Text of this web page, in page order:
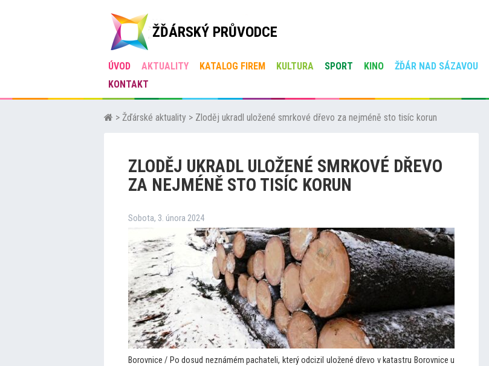
ŽĎÁRSKÝ PRŮVODCE
ÚVOD AKTUALITY KATALOG FIREM KULTURA SPORT KINO ŽĎÁR NAD SÁZAVOU
KONTAKT
> Žďárské aktuality > Zloděj ukradl uložené smrkové dřevo za nejméně sto tisíc korun
ZLODĚJ UKRADL ULOŽENÉ SMRKOVÉ DŘEVO
ZA NEJMÉNĚ STO TISÍC KORUN
Sobota, 3. února 2024
Borovnice / Po dosud neznámém pachateli, který odcizil uložené dřevo v katastru Borovnice u